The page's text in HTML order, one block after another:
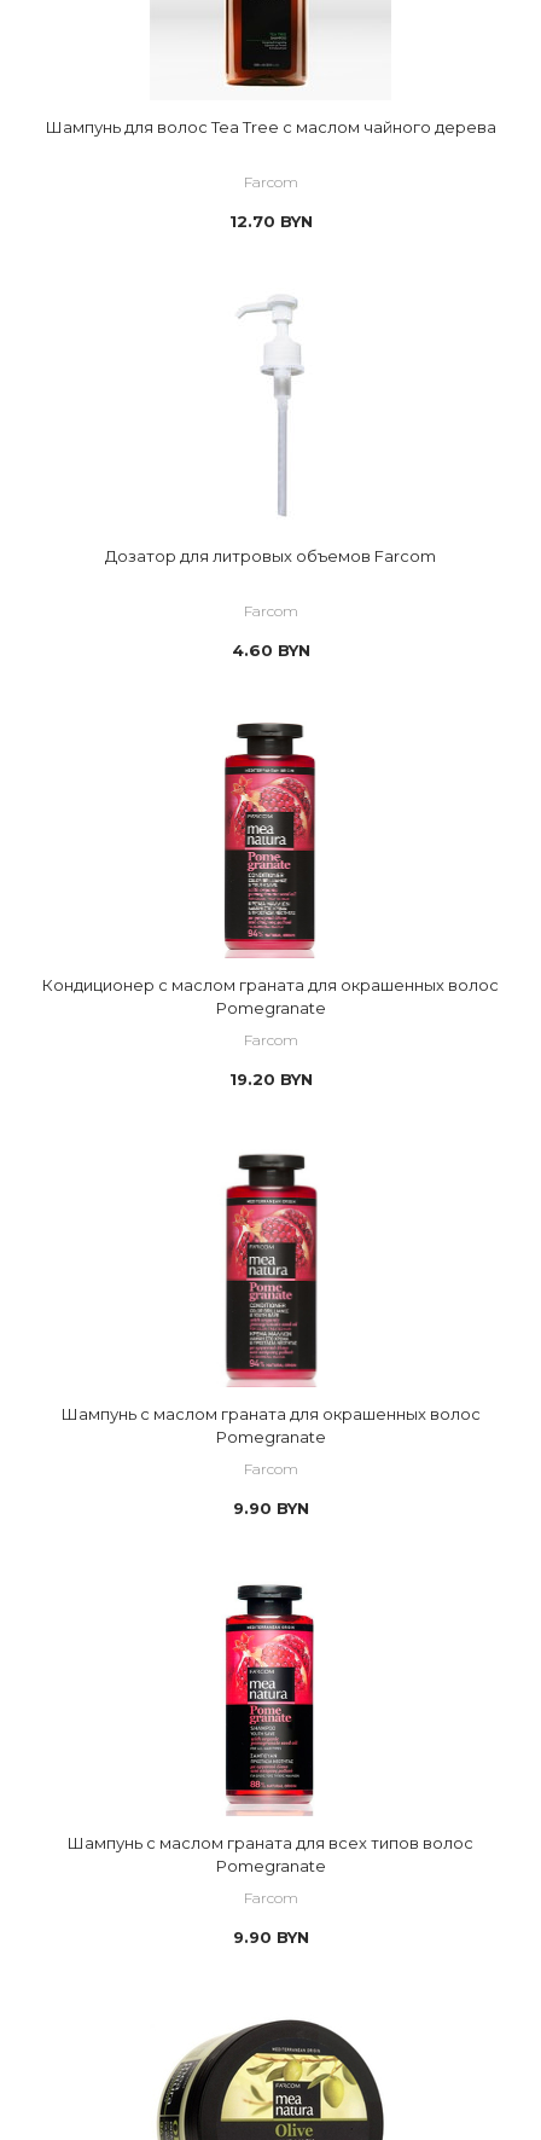
Шампунь для волос Tea Tree с маслом чайного дерева
Farcom
12.70 BYN
Дозатор для литровых объемов Farcom
Farcom
4.60 BYN
Кондиционер с маслом граната для окрашенных волос
Pomegranate
Farcom
19.20 BYN
Шампунь с маслом граната для окрашенных волос
Pomegranate
Farcom
9.90 BYN
Шампунь с маслом граната для всех типов волос
Pomegranate
Farcom
9.90 BYN